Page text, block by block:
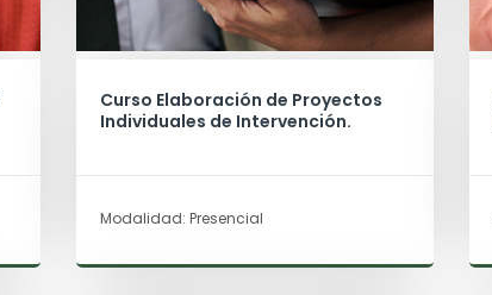
Curso Elaboración de Proyectos
Individuales de Intervención.
Modalidad: Presencial